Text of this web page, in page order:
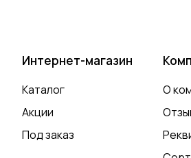
Интернет-магазин
Каталог
Акции
Под заказ
О